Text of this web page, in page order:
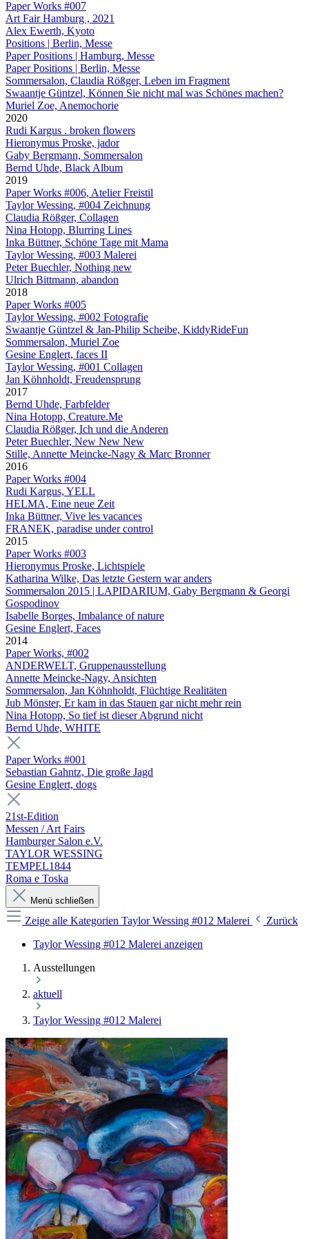
Paper Works #007
Art Fair Hamburg , 2021
Alex Ewerth, Kyoto
Positions | Berlin, Messe
Paper Positions | Hamburg, Messe
Paper Positions | Berlin, Messe
Sommersalon, Claudia Rößger, Leben im Fragment
Swaantje Güntzel, Können Sie nicht mal was Schönes machen?
Muriel Zoe, Anemochorie
2020
Rudi Kargus . broken flowers
Hieronymus Proske, jador
Gaby Bergmann, Sommersalon
Bernd Uhde, Black Album
2019
Paper Works #006, Atelier Freistil
Taylor Wessing, #004 Zeichnung
Claudia Rößger, Collagen
Nina Hotopp, Blurring Lines
Inka Büttner, Schöne Tage mit Mama
Taylor Wessing, #003 Malerei
Peter Buechler, Nothing new
Ulrich Bittmann, abandon
2018
Paper Works #005
Taylor Wessing, #002 Fotografie
Swaantje Güntzel & Jan-Philip Scheibe, KiddyRideFun
Sommersalon, Muriel Zoe
Gesine Englert, faces II
Taylor Wessing, #001 Collagen
Jan Köhnholdt, Freudensprung
2017
Bernd Uhde, Farbfelder
Nina Hotopp, Creature.Me
Claudia Rößger, Ich und die Anderen
Peter Buechler, New New New
Stille, Annette Meincke-Nagy & Marc Bronner
2016
Paper Works #004
Rudi Kargus, YELL
HELMA, Eine neue Zeit
Inka Büttner, Vive les vacances
FRANEK, paradise under control
2015
Paper Works #003
Hieronymus Proske, Lichtspiele
Katharina Wilke, Das letzte Gestern war anders
Sommersalon 2015 | LAPIDARIUM, Gaby Bergmann & Georgi
Gospodinov
Isabelle Borges, Imbalance of nature
Gesine Englert, Faces
2014
Paper Works, #002
ANDERWELT, Gruppenausstellung
Annette Meincke-Nagy, Ansichten
Sommersalon, Jan Köhnholdt, Flüchtige Realitäten
Jub Mönster, Er kam in das Stauen gar nicht mehr rein
Nina Hotopp, So tief ist dieser Abgrund nicht
Bernd Uhde, WHITE
Paper Works #001
Sebastian Gahntz, Die große Jagd
Gesine Englert, dogs
21st-Edition
Messen / Art Fairs
Hamburger Salon e.V.
TAYLOR WESSING
TEMPEL1844
Roma e Toska
Menü schließen
Zeige alle Kategorien Taylor Wessing #012 Malerei
Zurück
Taylor Wessing #012 Malerei anzeigen
Ausstellungen
aktuell
Taylor Wessing #012 Malerei